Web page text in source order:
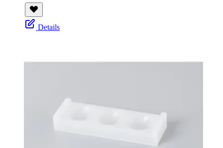
Details